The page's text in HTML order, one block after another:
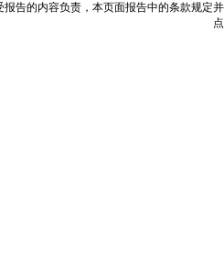
报告的内容负责，本页面报告中的条款规